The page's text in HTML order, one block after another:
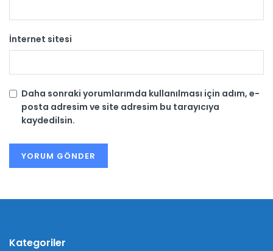
İnternet sitesi
Daha sonraki yorumlarımda kullanılması için adım, e-
posta adresim ve site adresim bu tarayıcıya
kaydedilsin.
Kategoriler